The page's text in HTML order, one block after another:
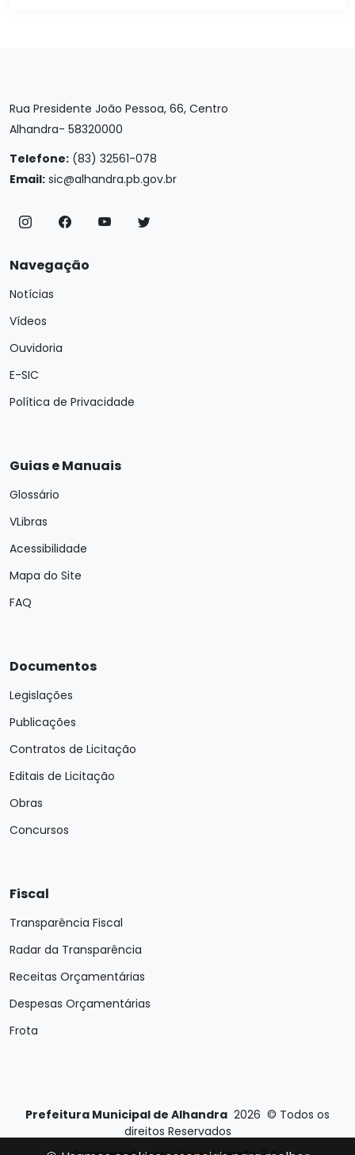
Rua Presidente João Pessoa, 66, Centro
Alhandra- 58320000
Telefone: (83) 32561-078
Email: sic@alhandra.pb.gov.br
Navegação
Notícias
Vídeos
Ouvidoria
E-SIC
Política de Privacidade
Guias e Manuais
Glossário
VLibras
Acessibilidade
Mapa do Site
FAQ
Documentos
Legislações
Publicações
Contratos de Licitação
Editais de Licitação
Obras
Concursos
Fiscal
Transparência Fiscal
Radar da Transparência
Receitas Orçamentárias
Despesas Orçamentárias
Frota
Prefeitura Municipal de Alhandra 2026 © Todos os
direitos Reservados